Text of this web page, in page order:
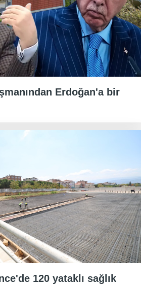
Erdoğan'a bir
120 yataklı sağlık